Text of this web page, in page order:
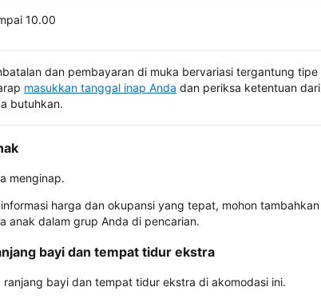
10.00
dan pembayaran di muka bervariasi tergantung tipe
masukkan tanggal inap Anda dan periksa ketentuan dari
butuhkan.
menginap.
harga dan okupansi yang tepat, mohon tambahkan
anak dalam grup Anda di pencarian.
bayi dan tempat tidur ekstra
bayi dan tempat tidur ekstra di akomodasi ini.